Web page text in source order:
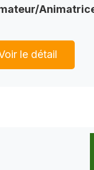
le détail